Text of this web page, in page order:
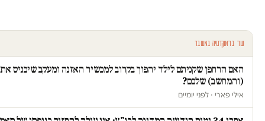
עוד בדמוקרטיה במשבר
האם הרחפן שקניתם לילד יהפוך בקרוב למכשיר האזנה ומעקב שיכניס
(והמחשב) שלכם?
אילי פארי · לפני יומיים